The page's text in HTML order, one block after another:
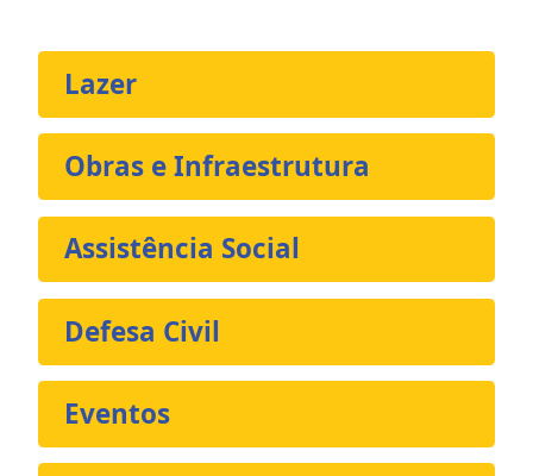
Lazer
Obras e Infraestrutura
Assistência Social
Defesa Civil
Eventos